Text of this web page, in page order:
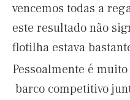
vencemos todas a
este resultado não
flotilha estava
Pessoalmente é
barco competitivo